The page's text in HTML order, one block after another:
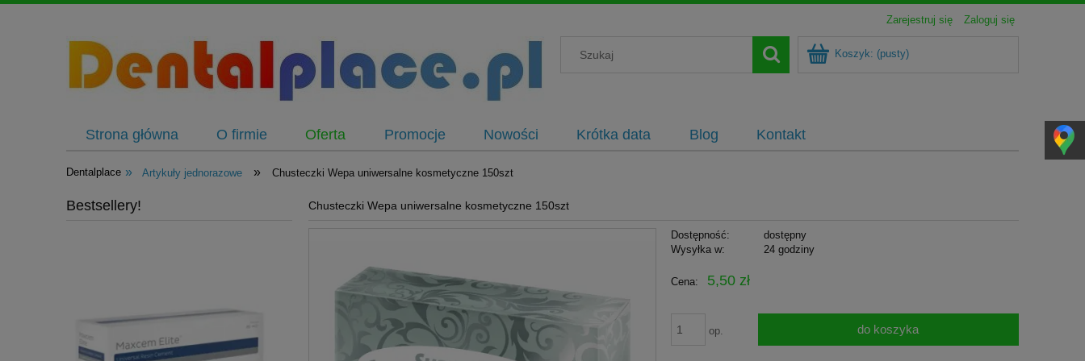
Zarejestruj się Zaloguj się
Koszyk: (pusty)
Strona główna O firmie Oferta Promocje Nowości Krótka data Blog Kontakt
Dentalplace » Artykuły jednorazowe » Chusteczki Wepa uniwersalne kosmetyczne 150szt
Bestsellery! Chusteczki Wepa uniwersalne kosmetyczne 150szt
Dostępność:
dostępny
Wysyłka w:
24 godziny
Cena: 5,50 zł
op. do koszyka